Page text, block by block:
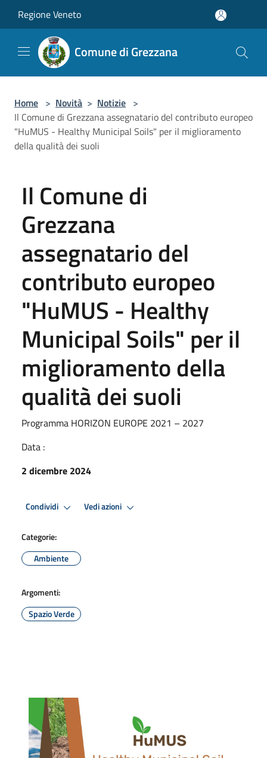
Regione Veneto
Comune di Grezzana
Home > Novità > Notizie >
Il Comune di Grezzana assegnatario del contributo europeo
"HuMUS - Healthy Municipal Soils" per il miglioramento
della qualità dei suoli
Il Comune di
Grezzana
assegnatario del
contributo europeo
"HuMUS - Healthy
Municipal Soils" per il
miglioramento della
qualità dei suoli
Programma HORIZON EUROPE 2021 – 2027
Data :
2 dicembre 2024
Condividi Vedi azioni
Categorie:
Ambiente
Argomenti:
Spazio Verde